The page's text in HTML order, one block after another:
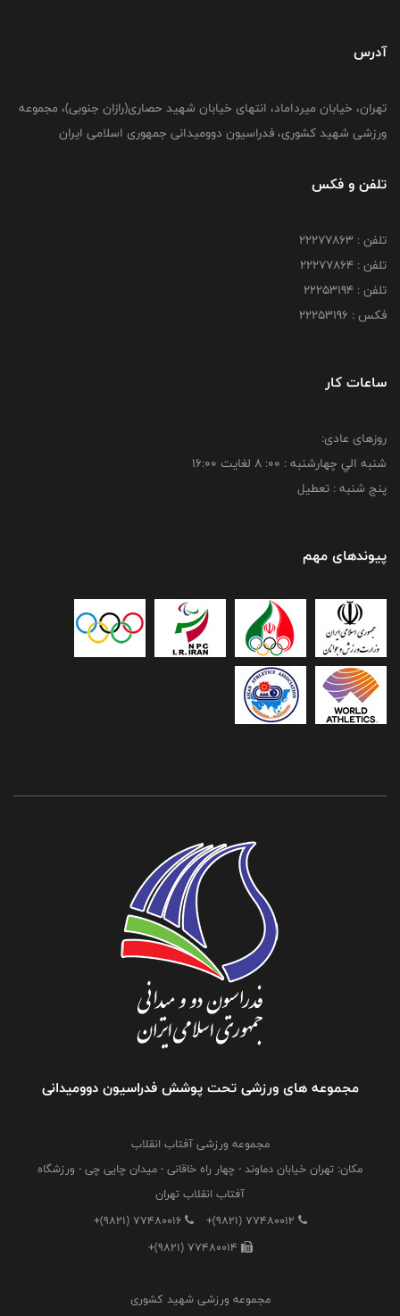
آدرس
تهران، خیابان میرداماد، انتهای خیابان شهید حصاری(رازان جنوبی)، مجموعه
ورزشی شهید کشوری، فدراسیون دوومیدانی جمهوری اسلامی ایران
تلفن و فکس
تلفن : 22277863
تلفن : 22277864
تلفن : 22253194
فکس : 22253196
ساعات کار
روزهای عادی:
شنبه الي چهارشنبه : 00: 8 لغايت 16:00
پنج شنبه : تعطیل
پیوندهای مهم
مجموعه های ورزشی تحت پوشش فدراسیون دوومیدانی
مجموعه ورزشی آفتاب انقلاب
مکان: تهران خیابان دماوند - چهار راه خاقانی - میدان چایی چی - ورزشگاه
آفتاب انقلاب تهران
+(9821) 77480012
+(9821) 77480016
+(9821) 77480014
مجموعه ورزشی شهید کشوری